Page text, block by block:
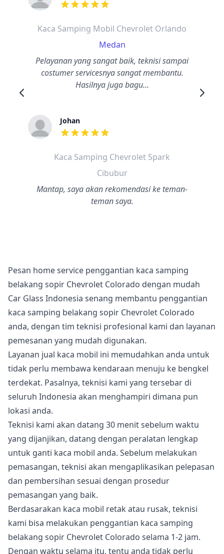
dari ulasan adalah bintang lima
Kaca Samping Mobil Chevrolet Orlando
Medan
Pelayanan yang sangat baik, teknisi sampai
costumer servicesnya sangat membantu.
Hasilnya juga bagu…
Johan
dari ulasan adalah bintang lima
Kaca Samping Chevrolet Spark
Cibubur
Mantap, saya akan rekomendasi ke teman-
teman saya.
Pesan home service penggantian kaca samping
belakang sopir Chevrolet Colorado dengan mudah
Car Glass Indonesia senang membantu penggantian
kaca samping belakang sopir Chevrolet Colorado
anda, dengan tim teknisi profesional kami dan layanan
pemesanan yang mudah digunakan.
Layanan jual kaca mobil ini memudahkan anda untuk
tidak perlu membawa kendaraan menuju ke bengkel
terdekat. Pasalnya, teknisi kami yang tersebar di
seluruh Indonesia akan menghampiri dimana pun
lokasi anda.
Teknisi kami akan datang 30 menit sebelum waktu
yang dijanjikan, datang dengan peralatan lengkap
untuk ganti kaca mobil anda. Sebelum melakukan
pemasangan, teknisi akan mengaplikasikan pelepasan
dan pembersihan sesuai dengan prosedur
pemasangan yang baik.
Berdasarakan kaca mobil retak atau rusak, teknisi
kami bisa melakukan penggantian kaca samping
belakang sopir Chevrolet Colorado selama 1-2 jam.
Dengan waktu selama itu, tentu anda tidak perlu